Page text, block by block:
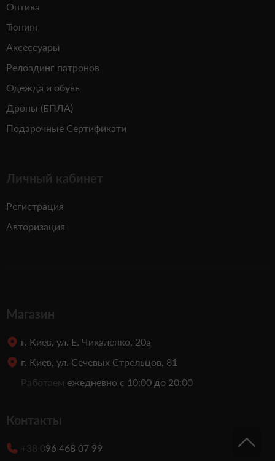
Оптика
Тюнинг
Аксессуары
Релоадинг патронов
Одежда и обувь
Дроны (БПЛА)
Подарочные Сертификати
Личный кабинет
Регистрация
Авторизация
Магазин
г. Киев, ул. Е. Чикаленко, 20а
г. Киев, ул. Сечевых Стрельцов, 81
Работаем ежедневно с 10:00 до 20:00
Контакты
+38 096 468 07 99